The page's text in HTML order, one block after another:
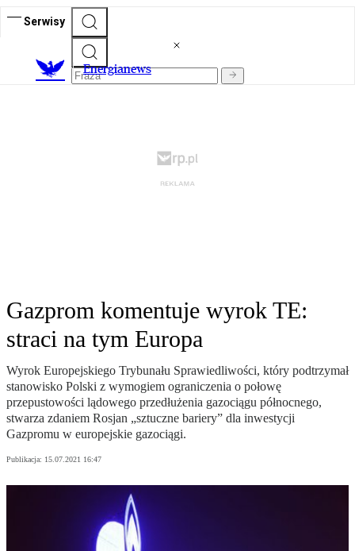
Serwisy
Energianews
Gazprom komentuje wyrok TE:
straci na tym Europa
Wyrok Europejskiego Trybunału Sprawiedliwości, który podtrzymał
stanowisko Polski z wymogiem ograniczenia o połowę
przepustowości lądowego przedłużenia gazociągu północnego,
stwarza zdaniem Rosjan „sztuczne bariery” dla inwestycji
Gazpromu w europejskie gazociągi.
Publikacja: 15.07.2021 16:47